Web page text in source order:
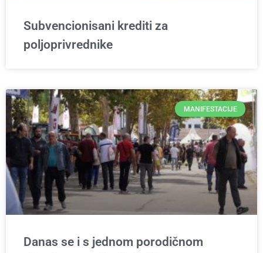
Subvencionisani krediti za
poljoprivrednike
MANIFESTACIJE
Danas se i s jednom porodičnom